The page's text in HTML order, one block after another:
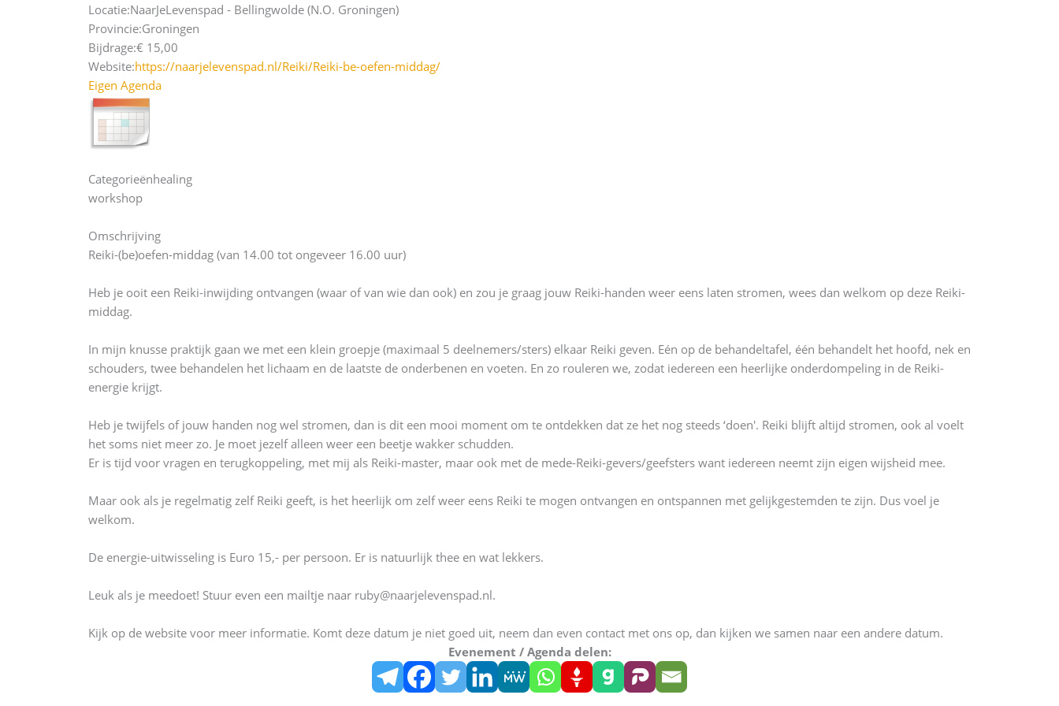
Locatie:NaarJeLevenspad - Bellingwolde (N.O. Groningen)
Provincie:Groningen
Bijdrage:€ 15,00
Website:https://naarjelevenspad.nl/Reiki/Reiki-be-oefen-middag/
Eigen Agenda
Categorieënhealing
workshop
Omschrijving
Reiki-(be)oefen-middag (van 14.00 tot ongeveer 16.00 uur)
Heb je ooit een Reiki-inwijding ontvangen (waar of van wie dan ook) en zou je graag jouw Reiki-handen weer eens laten stromen, wees dan welkom op deze Reiki-
middag.
In mijn knusse praktijk gaan we met een klein groepje (maximaal 5 deelnemers/sters) elkaar Reiki geven. Eén op de behandeltafel, één behandelt het hoofd, nek en
schouders, twee behandelen het lichaam en de laatste de onderbenen en voeten. En zo rouleren we, zodat iedereen een heerlijke onderdompeling in de Reiki-
energie krijgt.
Heb je twijfels of jouw handen nog wel stromen, dan is dit een mooi moment om te ontdekken dat ze het nog steeds ‘doen'. Reiki blijft altijd stromen, ook al voelt
het soms niet meer zo. Je moet jezelf alleen weer een beetje wakker schudden.
Er is tijd voor vragen en terugkoppeling, met mij als Reiki-master, maar ook met de mede-Reiki-gevers/geefsters want iedereen neemt zijn eigen wijsheid mee.
Maar ook als je regelmatig zelf Reiki geeft, is het heerlijk om zelf weer eens Reiki te mogen ontvangen en ontspannen met gelijkgestemden te zijn. Dus voel je
welkom.
De energie-uitwisseling is Euro 15,- per persoon. Er is natuurlijk thee en wat lekkers.
Leuk als je meedoet! Stuur even een mailtje naar ruby@naarjelevenspad.nl.
Kijk op de website voor meer informatie. Komt deze datum je niet goed uit, neem dan even contact met ons op, dan kijken we samen naar een andere datum.
Evenement / Agenda delen: